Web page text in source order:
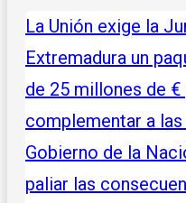
La Unión exige la
Extremadura un
de 25 millones de €
complementar a
Gobierno de la
paliar las